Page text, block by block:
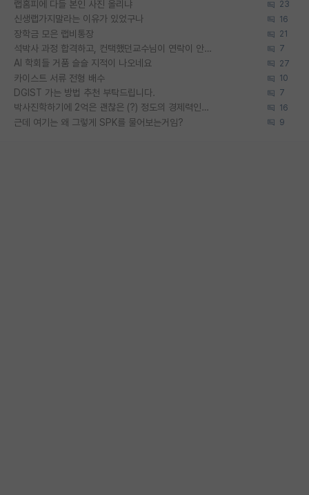
랩홈피에 다들 본인 사진 올리냐 23
신생랩가지말라는 이유가 있었구나 16
장학금 모은 랩비통장 21
석박사 과정 합격하고, 컨택했던교수님이 연락이 안됩니다... 7
AI 학회들 거품 슬슬 지적이 나오네요 27
카이스트 서류 전형 배수 10
DGIST 가는 방법 추천 부탁드립니다. 7
박사진학하기에 2억은 괜찮은 (?) 정도의 경제력인가요 16
근데 여기는 왜 그렇게 SPK를 물어보는거임? 9